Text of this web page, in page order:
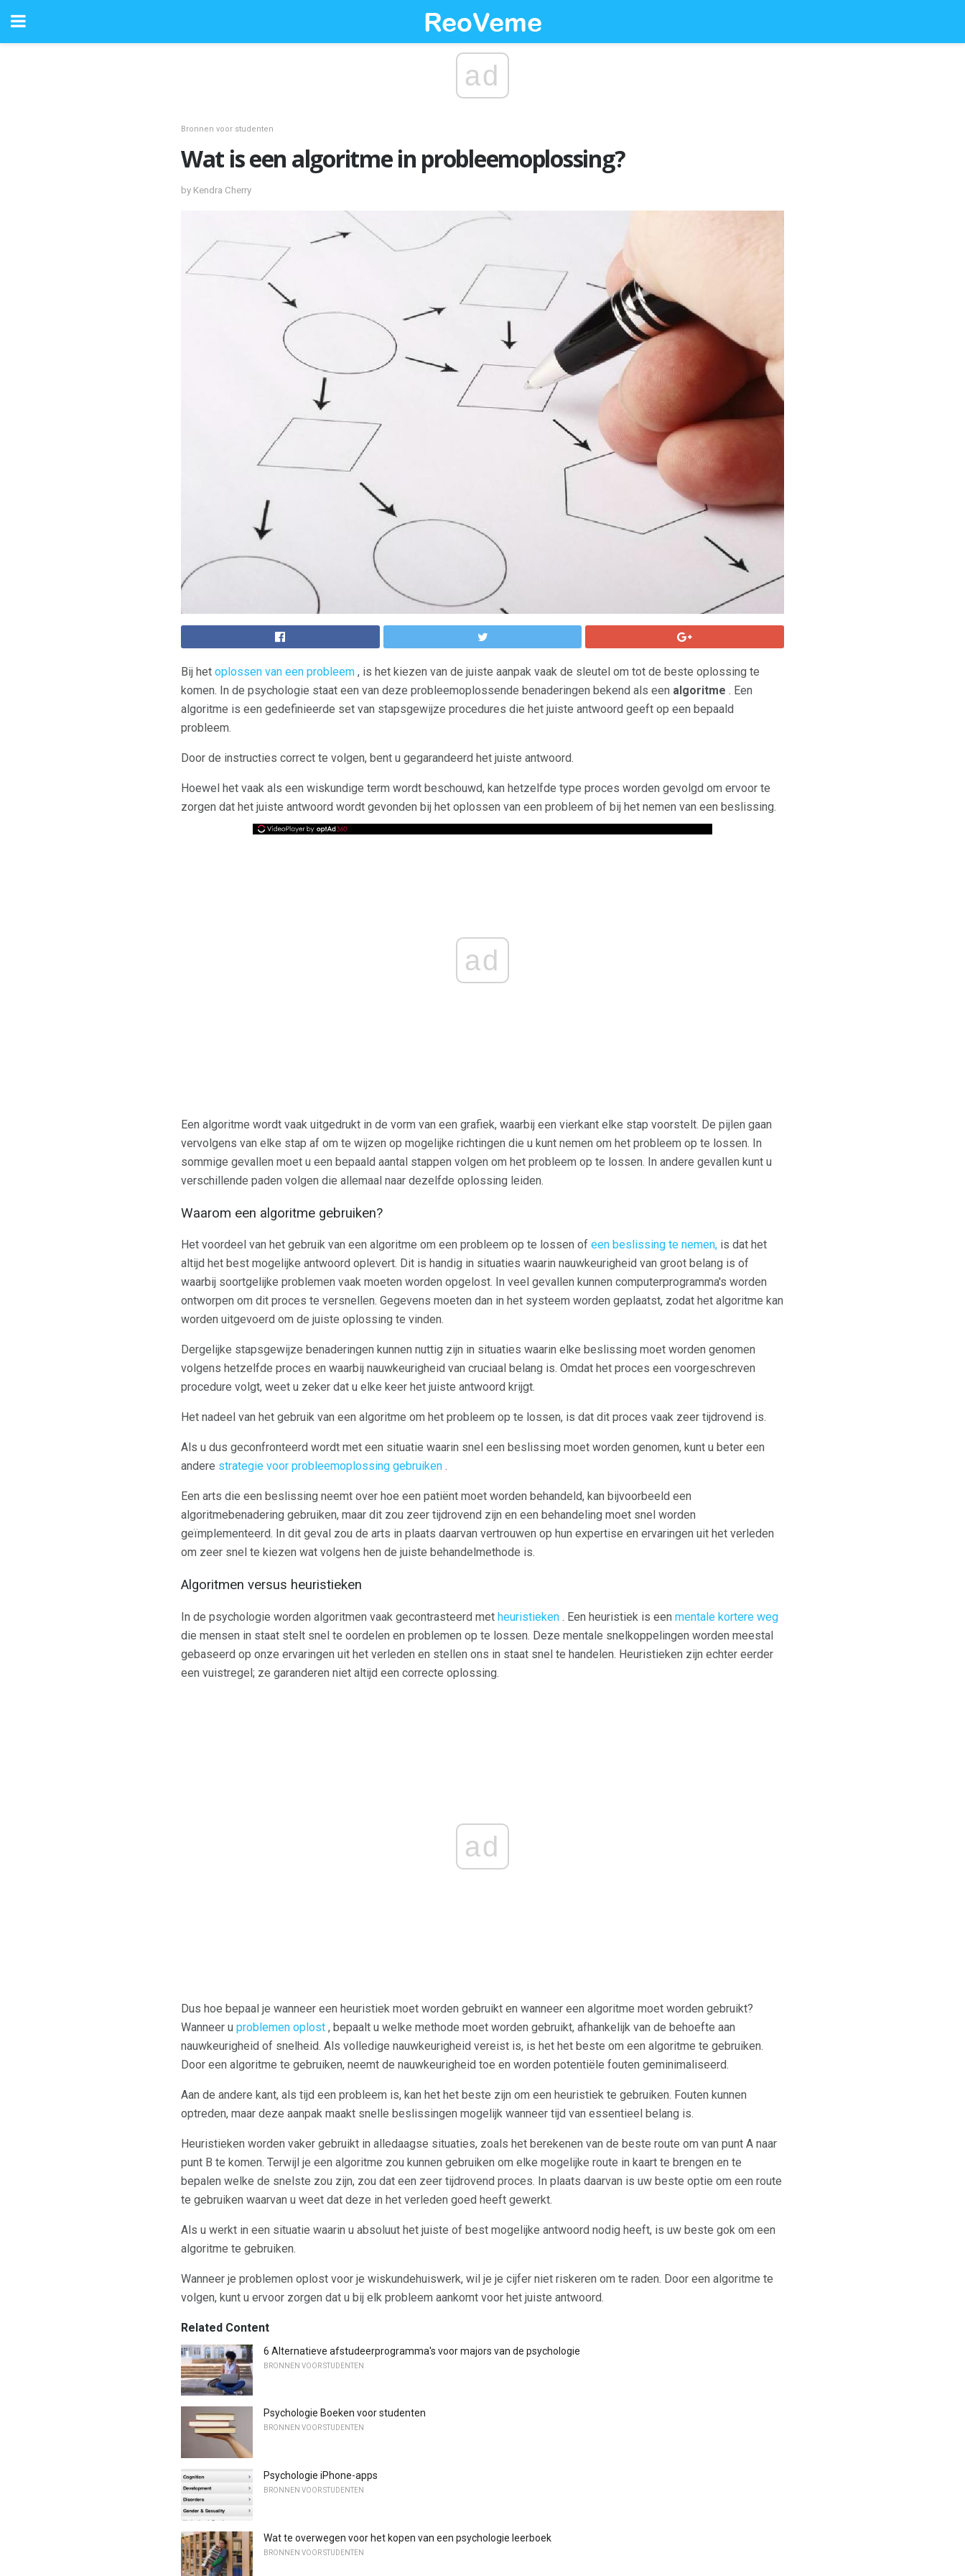
ad
Bronnen voor studenten
Wat is een algoritme in probleemoplossing?
by Kendra Cherry
Bij het oplossen van een probleem , is het kiezen van de juiste aanpak vaak de sleutel om tot de beste oplossing te
komen. In de psychologie staat een van deze probleemoplossende benaderingen bekend als een algoritme . Een
algoritme is een gedefinieerde set van stapsgewijze procedures die het juiste antwoord geeft op een bepaald
probleem.
Door de instructies correct te volgen, bent u gegarandeerd het juiste antwoord.
Hoewel het vaak als een wiskundige term wordt beschouwd, kan hetzelfde type proces worden gevolgd om ervoor te
zorgen dat het juiste antwoord wordt gevonden bij het oplossen van een probleem of bij het nemen van een beslissing.
ad
Een algoritme wordt vaak uitgedrukt in de vorm van een grafiek, waarbij een vierkant elke stap voorstelt. De pijlen gaan
vervolgens van elke stap af om te wijzen op mogelijke richtingen die u kunt nemen om het probleem op te lossen. In
sommige gevallen moet u een bepaald aantal stappen volgen om het probleem op te lossen. In andere gevallen kunt u
verschillende paden volgen die allemaal naar dezelfde oplossing leiden.
Waarom een ​​algoritme gebruiken?
Het voordeel van het gebruik van een algoritme om een ​​probleem op te lossen of een beslissing te nemen, is dat het
altijd het best mogelijke antwoord oplevert. Dit is handig in situaties waarin nauwkeurigheid van groot belang is of
waarbij soortgelijke problemen vaak moeten worden opgelost. In veel gevallen kunnen computerprogramma's worden
ontworpen om dit proces te versnellen. Gegevens moeten dan in het systeem worden geplaatst, zodat het algoritme kan
worden uitgevoerd om de juiste oplossing te vinden.
Dergelijke stapsgewijze benaderingen kunnen nuttig zijn in situaties waarin elke beslissing moet worden genomen
volgens hetzelfde proces en waarbij nauwkeurigheid van cruciaal belang is. Omdat het proces een voorgeschreven
procedure volgt, weet u zeker dat u elke keer het juiste antwoord krijgt.
Het nadeel van het gebruik van een algoritme om het probleem op te lossen, is dat dit proces vaak zeer tijdrovend is.
Als u dus geconfronteerd wordt met een situatie waarin snel een beslissing moet worden genomen, kunt u beter een
andere strategie voor probleemoplossing gebruiken .
Een arts die een beslissing neemt over hoe een patiënt moet worden behandeld, kan bijvoorbeeld een
algoritmebenadering gebruiken, maar dit zou zeer tijdrovend zijn en een behandeling moet snel worden
geïmplementeerd. In dit geval zou de arts in plaats daarvan vertrouwen op hun expertise en ervaringen uit het verleden
om zeer snel te kiezen wat volgens hen de juiste behandelmethode is.
Algoritmen versus heuristieken
In de psychologie worden algoritmen vaak gecontrasteerd met heuristieken . Een heuristiek is een mentale kortere weg
die mensen in staat stelt snel te oordelen en problemen op te lossen. Deze mentale snelkoppelingen worden meestal
gebaseerd op onze ervaringen uit het verleden en stellen ons in staat snel te handelen. Heuristieken zijn echter eerder
een vuistregel; ze garanderen niet altijd een correcte oplossing.
ad
Dus hoe bepaal je wanneer een heuristiek moet worden gebruikt en wanneer een algoritme moet worden gebruikt?
Wanneer u problemen oplost , bepaalt u welke methode moet worden gebruikt, afhankelijk van de behoefte aan
nauwkeurigheid of snelheid. Als volledige nauwkeurigheid vereist is, is het het beste om een ​​algoritme te gebruiken.
Door een algoritme te gebruiken, neemt de nauwkeurigheid toe en worden potentiële fouten geminimaliseerd.
Aan de andere kant, als tijd een probleem is, kan het het beste zijn om een ​​heuristiek te gebruiken. Fouten kunnen
optreden, maar deze aanpak maakt snelle beslissingen mogelijk wanneer tijd van essentieel belang is.
Heuristieken worden vaker gebruikt in alledaagse situaties, zoals het berekenen van de beste route om van punt A naar
punt B te komen. Terwijl je een algoritme zou kunnen gebruiken om elke mogelijke route in kaart te brengen en te
bepalen welke de snelste zou zijn, zou dat een zeer tijdrovend proces. In plaats daarvan is uw beste optie om een ​​route
te gebruiken waarvan u weet dat deze in het verleden goed heeft gewerkt.
Als u werkt in een situatie waarin u absoluut het juiste of best mogelijke antwoord nodig heeft, is uw beste gok om een ​​
algoritme te gebruiken.
Wanneer je problemen oplost voor je wiskundehuiswerk, wil je je cijfer niet riskeren om te raden. Door een algoritme te
volgen, kunt u ervoor zorgen dat u bij elk probleem aankomt voor het juiste antwoord.
Related Content
6 Alternatieve afstudeerprogramma's voor majors van de psychologie
BRONNEN VOOR STUDENTEN
Psychologie Boeken voor studenten
BRONNEN VOOR STUDENTEN
Psychologie iPhone-apps
BRONNEN VOOR STUDENTEN
Wat te overwegen voor het kopen van een psychologie leerboek
BRONNEN VOOR STUDENTEN